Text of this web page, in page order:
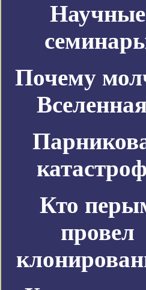
Научные
Почему
Кто
провел